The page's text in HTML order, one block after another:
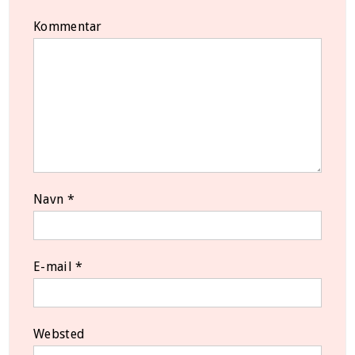
Kommentar
Navn *
E-mail*
Websted